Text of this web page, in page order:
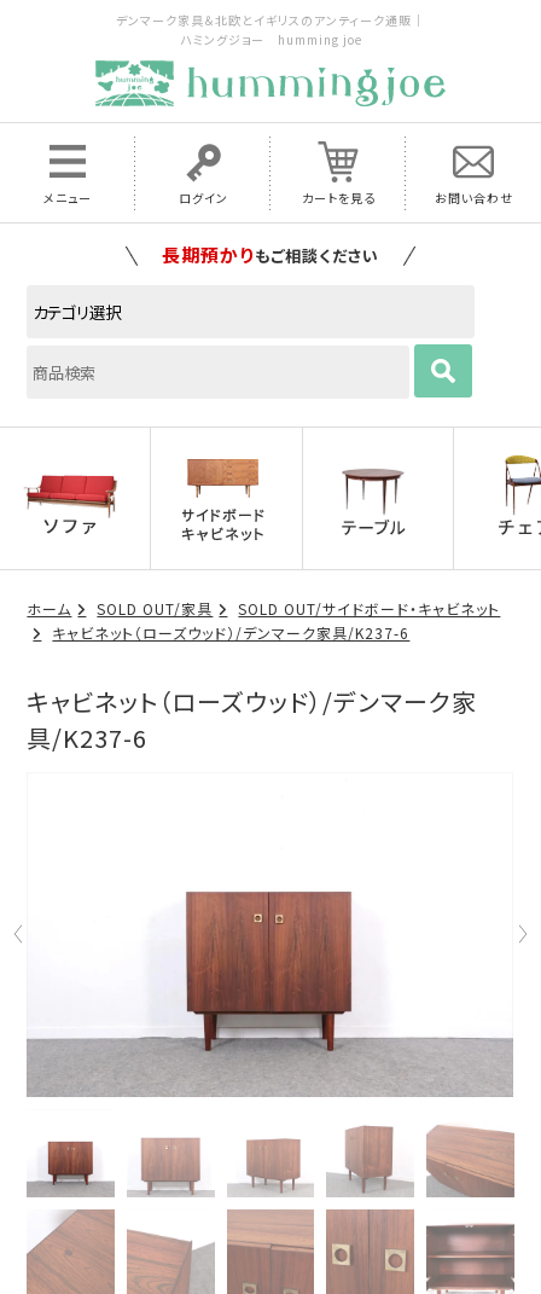
デンマーク家具＆北欧とイギリスのアンティーク通販｜
ハミングジョー humming joe
メニュー ログイン カートを見る お問い合わせ
長期預かりもご相談ください
ホーム SOLD OUT/家具
SOLD OUT/サイドボード・キャビネット
キャビネット（ローズウッド）/デンマーク家具/K237-6
キャビネット（ローズウッド）/デンマーク家
具/K237-6